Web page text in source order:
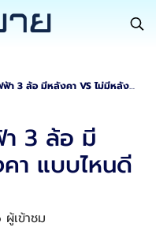
มีหลังคา VS ไม่มีหลังคา แบบไหนดีกว่ากัน
า 3 ล้อ มี
า แบบไหนดี
เข้าชม